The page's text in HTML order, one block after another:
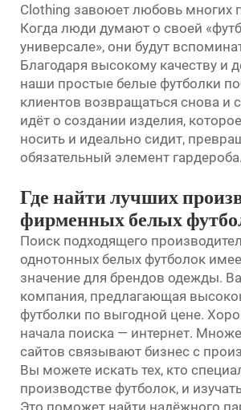
Clothing завоюет любовь многих
Когда люди думают о своей
универсале», они будут
Благодаря высокому качеству и
наши простые белые футболки
клиентов возвращаться снова и
идёт о создании изделия,
носить и идеально сидит,
обязательный элемент гардероба.
Где найти лучших
фирменных белых
Поиск подходящего
однотонных белых футболок
значение для брендов одежды.
компания, предлагающая
футболки по выгодной цене.
начала поиска — интернет.
сайтов связывают бизнес с
Вы можете искать тех, кто
производстве футболок, и
Это поможет найти надёжного